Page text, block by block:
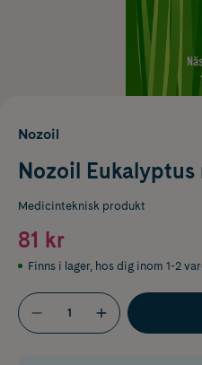
Nozoil
Nozoil Eukalyptus
Medicinteknisk produkt
81 kr
Finns i lager, hos dig inom 1-2